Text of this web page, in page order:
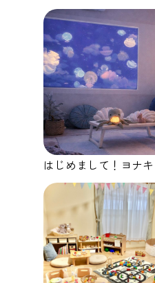
はじめまして！ヨナ